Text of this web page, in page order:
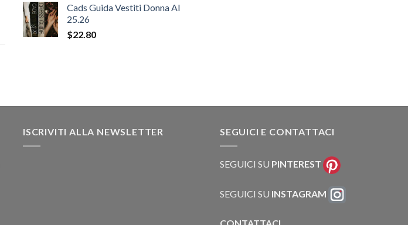
Cads Guida Vestiti Donna AI
25.26
$22.80
ISCRIVITI ALLA NEWSLETTER SEGUICI E CONTATTACI
SEGUICI SU PINTEREST
SEGUICI SU INSTAGRAM